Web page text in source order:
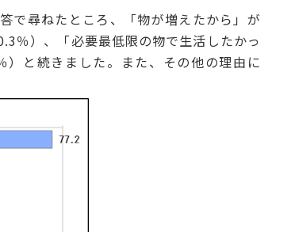
で尋ねたところ、「物が増えたから」が
％）、「必要最低限の物で生活したかっ
と続きました。また、その他の理由に